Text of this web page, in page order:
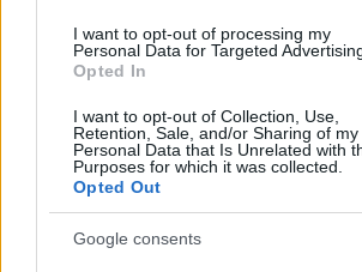
I want to opt-out of processing my
Personal Data for Targeted
Opted In
I want to opt-out of Collection, Use,
Retention, Sale, and/or Sharing of my
Personal Data that Is Unrelated with
Purposes for which it was collected.
Opted Out
Google consents
2004 Michael Schumacher
2005 Fernando Alonso
2006 Fernando Alonso
2007 Kimi Raikkonen
2008 Lewis Hamilton
2009 Jenson Button
2010 Sebastian Vettel